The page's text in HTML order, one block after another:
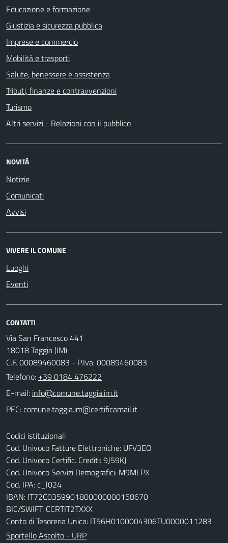
Educazione e formazione
Giustizia e sicurezza pubblica
Imprese e commercio
Mobilità e trasporti
Salute, benessere e assistenza
Tributi, finanze e contravvenzioni
Turismo
Altri servizi - Relazioni con il pubblico
NOVITÀ
Notizie
Comunicati
Avvisi
VIVERE IL COMUNE
Luoghi
Eventi
CONTATTI
Via San Francesco 441
18018 Taggia (IM)
C.F. 00089460083 - P.Iva: 00089460083
Telefono: +39 0184 476222
E-mail:
PEC:
Codici istituzionali
Cod. Univoco Fatture Elettroniche: UFV3EO
Cod. Univoco Certific. Crediti: 9J59KJ
Cod. Univoco Servizi Demografici: M9MLPX
Cod. IPA: c_l024
IBAN: IT72C0359901800000000158670
BIC/SWIFT: CCRTIT2TXXX
Conto di Tesoreria Unica: IT56H0100004306TU0000011283
Sportello Ascolto - URP